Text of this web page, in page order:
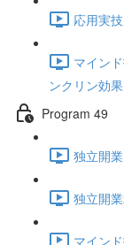
応用実
マイン
ンクリン効
Program 49
独立開
独立開
マイン